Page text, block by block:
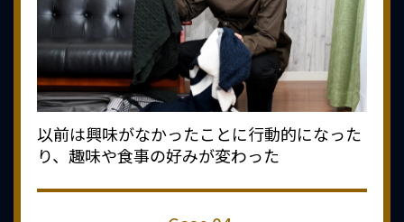
以前は興味がなかったことに行動的になった
り、趣味や食事の好みが変わった